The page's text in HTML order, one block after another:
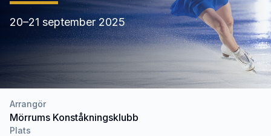
20–21 september 2025
Arrangör
Mörrums Konståkningsklubb
Plats